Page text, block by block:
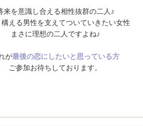
来を意識し合える相性抜群の二人♪
構える男性を支えてついていきたい女性
まさに理想の二人ですよね♪
が最後の恋にしたいと思っている方
ご参加お待ちしております。